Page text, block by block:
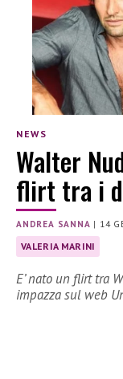
NEWS
Walter
flirt tra i
ANDREA SANNA | 14
VALERIA MARINI
E’ nato un flirt tra
impazza sul web